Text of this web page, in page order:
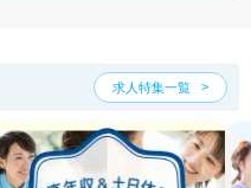
も、お気軽にご相談くださ
求人特集一覧